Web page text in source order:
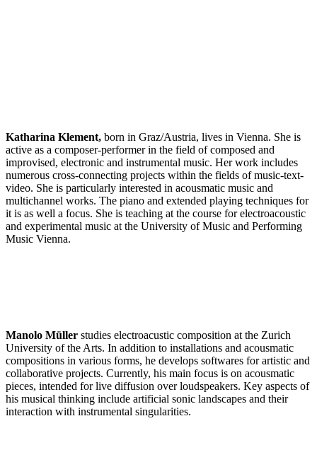
Katharina Klement, born in Graz/Austria, lives in Vienna. She is
active as a composer-performer in the field of composed and
improvised, electronic and instrumental music. Her work includes
numerous cross-connecting projects within the fields of music-text-
video. She is particularly interested in acousmatic music and
multichannel works. The piano and extended playing techniques for
it is as well a focus. She is teaching at the course for electroacoustic
and experimental music at the University of Music and Performing
Music Vienna.
Manolo Müller studies electroacustic composition at the Zurich
University of the Arts. In addition to installations and acousmatic
compositions in various forms, he develops softwares for artistic and
collaborative projects. Currently, his main focus is on acousmatic
pieces, intended for live diffusion over loudspeakers. Key aspects of
his musical thinking include artificial sonic landscapes and their
interaction with instrumental singularities.